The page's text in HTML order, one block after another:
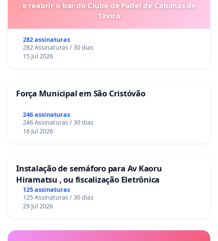
e reabrir o bar do Clube de Padel de Cabanas de
Tavira
282 assinaturas
282 Assinaturas / 30 dias
15 Jul 2026
Força Municipal em São Cristóvão
246 assinaturas
246 Assinaturas / 30 dias
16 Jul 2026
Instalação de semáforo para Av Kaoru
Hiramatsu , ou fiscalização Eletrônica
125 assinaturas
125 Assinaturas / 30 dias
29 Jul 2026